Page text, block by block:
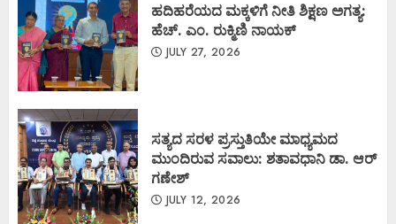
ಹದಿಹರೆಯದ ಮಕ್ಕಳಿಗೆ ನೀತಿ ಶಿಕ್ಷಣ ಅಗತ್ಯ:
ಹೆಚ್. ಎಂ. ರುಕ್ಮಿಣಿ ನಾಯಕ್
JULY 27, 2026
ಸತ್ಯದ ಸರಳ ಪ್ರಸ್ತುತಿಯೇ ಮಾಧ್ಯಮದ
ಮುಂದಿರುವ ಸವಾಲು: ಶತಾವಧಾನಿ ಡಾ. ಆರ್
ಗಣೇಶ್
JULY 12, 2026